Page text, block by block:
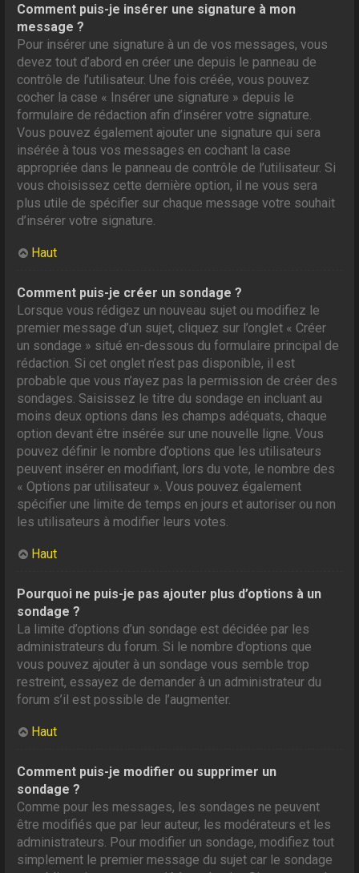
Comment puis-je insérer une signature à mon
message ?
Pour insérer une signature à un de vos messages, vous
devez tout d’abord en créer une depuis le panneau de
contrôle de l’utilisateur. Une fois créée, vous pouvez
cocher la case « Insérer une signature » depuis le
formulaire de rédaction afin d’insérer votre signature.
Vous pouvez également ajouter une signature qui sera
insérée à tous vos messages en cochant la case
appropriée dans le panneau de contrôle de l’utilisateur. Si
vous choisissez cette dernière option, il ne vous sera
plus utile de spécifier sur chaque message votre souhait
d’insérer votre signature.
Haut
Comment puis-je créer un sondage ?
Lorsque vous rédigez un nouveau sujet ou modifiez le
premier message d’un sujet, cliquez sur l’onglet « Créer
un sondage » situé en-dessous du formulaire principal de
rédaction. Si cet onglet n’est pas disponible, il est
probable que vous n’ayez pas la permission de créer des
sondages. Saisissez le titre du sondage en incluant au
moins deux options dans les champs adéquats, chaque
option devant être insérée sur une nouvelle ligne. Vous
pouvez définir le nombre d’options que les utilisateurs
peuvent insérer en modifiant, lors du vote, le nombre des
« Options par utilisateur ». Vous pouvez également
spécifier une limite de temps en jours et autoriser ou non
les utilisateurs à modifier leurs votes.
Haut
Pourquoi ne puis-je pas ajouter plus d’options à un
sondage ?
La limite d’options d’un sondage est décidée par les
administrateurs du forum. Si le nombre d’options que
vous pouvez ajouter à un sondage vous semble trop
restreint, essayez de demander à un administrateur du
forum s’il est possible de l’augmenter.
Haut
Comment puis-je modifier ou supprimer un
sondage ?
Comme pour les messages, les sondages ne peuvent
être modifiés que par leur auteur, les modérateurs et les
administrateurs. Pour modifier un sondage, modifiez tout
simplement le premier message du sujet car le sondage